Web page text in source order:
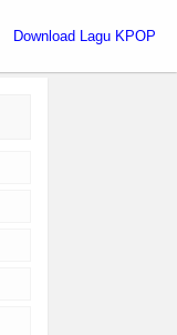
Download Lagu KPOP